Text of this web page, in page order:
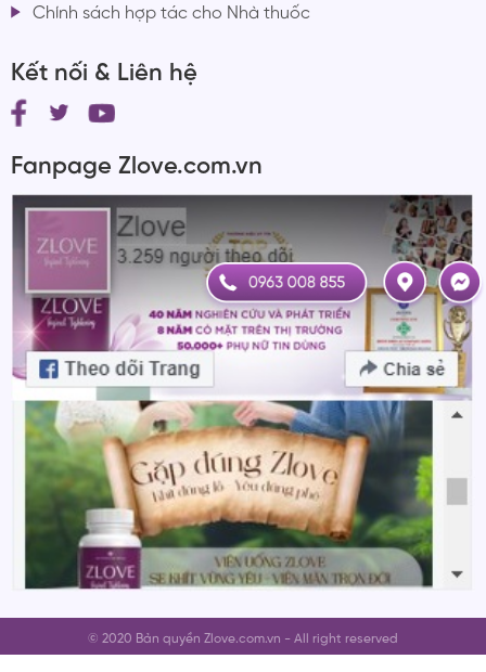
Chính sách hợp tác cho Nhà thuốc
Kết nối & Liên hệ
Fanpage Zlove.com.vn
© 2020 Bản quyền Zlove.com.vn - All right reserved